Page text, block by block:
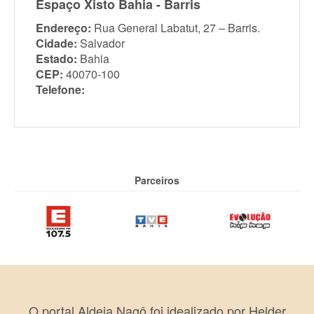
Espaço Xisto Bahia - Barris
Endereço: Rua General Labatut, 27 – Barris.
Cidade: Salvador
Estado: Bahia
CEP: 40070-100
Telefone:
Parceiros
O portal Aldeia Nagô foi idealizado por Helder